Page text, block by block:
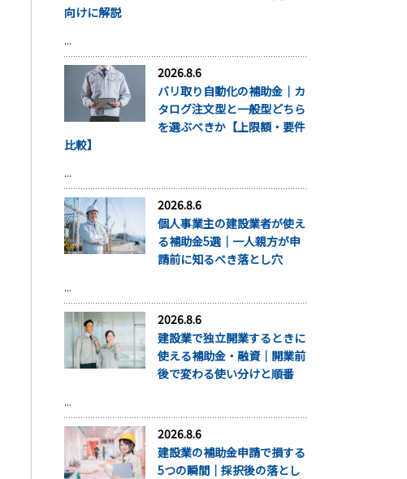
向けに解説
...
2026.8.6
バリ取り自動化の補助金｜カ
タログ注文型と一般型どちら
を選ぶべきか【上限額・要件
比較】
...
2026.8.6
個人事業主の建設業者が使え
る補助金5選｜一人親方が申
請前に知るべき落とし穴
...
2026.8.6
建設業で独立開業するときに
使える補助金・融資｜開業前
後で変わる使い分けと順番
...
2026.8.6
建設業の補助金申請で損する
5つの瞬間｜採択後の落とし